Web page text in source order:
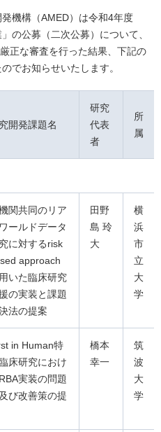
機構（AMED）は令和4年度
の公募（二次公募）について、
正な審査を行った結果、下記の
でお知らせいたします。
開発課題名
研究
代表
者
所
属
関共同のリア
ールドデータ
に対するrisk
approach
いた臨床研究
の実装と課題
法の提案
田野
島 玲
大
横
浜
市
立
大
学
in Human特
床研究におけ
実装の問題
び改善策の提
橋本
幸一
筑
波
大
学